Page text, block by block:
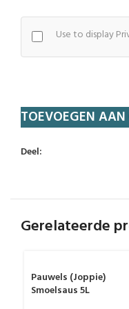
Use to display
TOEVOEGEN AAN
Deel:
Gerelateerde
Pauwels (Joppie)
Smoelsaus 5L